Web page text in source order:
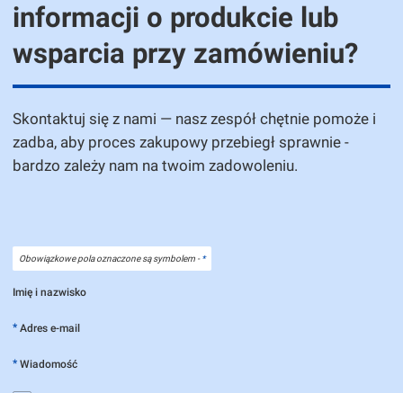
informacji o produkcie lub
wsparcia przy zamówieniu?
Skontaktuj się z nami — nasz zespół chętnie pomoże i
zadba, aby proces zakupowy przebiegł sprawnie -
bardzo zależy nam na twoim zadowoleniu.
Obowiązkowe pola oznaczone są symbolem -*
Imię i nazwisko
* Adres e-mail
* Wiadomość